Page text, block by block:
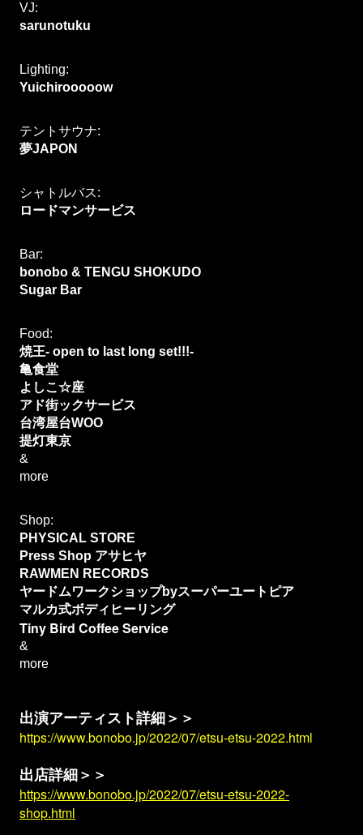
VJ:
sarunotuku
Lighting:
Yuichirooooow
テントサウナ:
夢JAPON
シャトルバス:
ロードマンサービス
Bar:
bonobo & TENGU SHOKUDO
Sugar Bar
Food:
焼王- open to last long set!!!-
亀食堂
よしこ☆座
アド街ックサービス
台湾屋台WOO
提灯東京
&
more
Shop:
PHYSICAL STORE
Press Shop アサヒヤ
RAWMEN RECORDS
ヤードムワークショップbyスーパーユートピア
マルカ式ボディヒーリング
Tiny Bird Coffee Service
&
more
出演アーティスト詳細＞＞
https://www.bonobo.jp/2022/07/etsu-etsu-2022.html
出店詳細 ＞＞
https://www.bonobo.jp/2022/07/etsu-etsu-2022-
shop.html